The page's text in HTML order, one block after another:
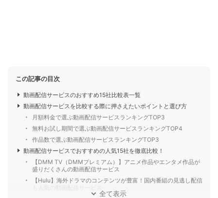
この記事の目次
動画配信サービスのおすすめ15社比較表一覧
動画配信サービスを比較する際に押さえたいポイントと選び方
月額料金で選ぶ動画配信サービスランキングTOP3
無料お試し期間で選ぶ動画配信サービスランキングTOP4
作品数で選ぶ動画配信サービスランキングTOP3
動画配信サービスでおすすめの人気15社を徹底比較！
【DMM TV（DMMプレミアム）】アニメ作品やエンタメ作品が
盛りだくさんの動画配信サービス
【Hulu】海外ドラマのコンテンツが豊富！国内番組の見逃し配信
全て表示